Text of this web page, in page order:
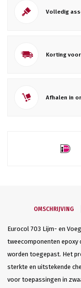
Volledig
Korting
Afhalen in
OMSCHRIJVING
Eurocol 703 Lijm- en
tweecomponenten
worden toegepast. Het
sterkte en uitstekende
voor toepassingen in